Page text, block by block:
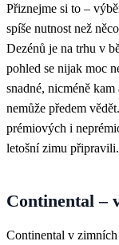
Přiznejme si to –
spíše nutnost než
Dezénů je na trhu v
pohled se nijak moc
snadné, nicméně
nemůže předem
prémiových i
letošní zimu připravili.
Continental –
Continental v